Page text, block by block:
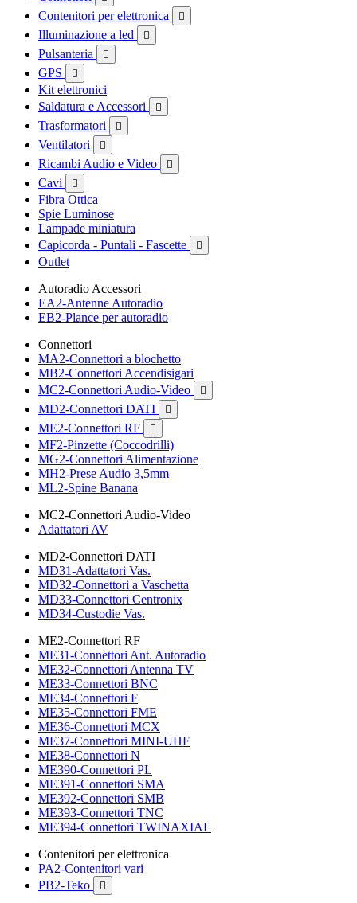
Contenitori per elettronica 
Illuminazione a led 
Pulsanteria 
GPS 
Kit elettronici
Saldatura e Accessori

Trasformatori 
Ventilatori 
Ricambi Audio e Video 
Cavi 
Fibra Ottica
Spie Luminose
Lampade miniatura
Capicorda - Puntali - Fascette

Outlet
Autoradio Accessori
EA2-Antenne Autoradio
EB2-Plance per autoradio
Connettori
MA2-Connettori a blochetto
MB2-Connettori Accendisigari
MC2-Connettori Audio-Video

MD2-Connettori DATI 
ME2-Connettori RF 
MF2-Pinzette (Coccodrilli)
MG2-Connettori Alimentazione
MH2-Prese Audio 3,5mm
ML2-Spine Banana
MC2-Connettori Audio-Video
Adattatori AV
MD2-Connettori DATI
MD31-Adattatori Vas.
MD32-Connettori a Vaschetta
MD33-Connettori Centronix
MD34-Custodie Vas.
ME2-Connettori RF
ME31-Connettori Ant. Autoradio
ME32-Connettori Antenna TV
ME33-Connettori BNC
ME34-Connettori F
ME35-Connettori FME
ME36-Connettori MCX
ME37-Connettori MINI-UHF
ME38-Connettori N
ME390-Connettori PL
ME391-Connettori SMA
ME392-Connettori SMB
ME393-Connettori TNC
ME394-Connettori TWINAXIAL
Contenitori per elettronica
PA2-Contenitori vari
PB2-Teko
